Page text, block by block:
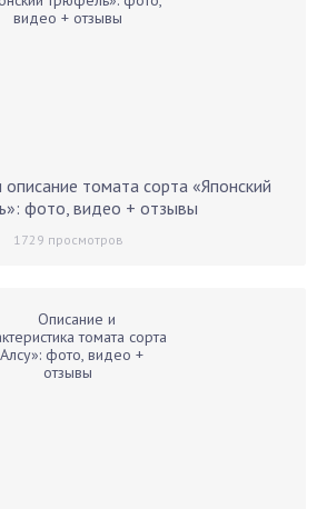
описание томата сорта «Японский
фото, видео + отзывы
1729 просмотров